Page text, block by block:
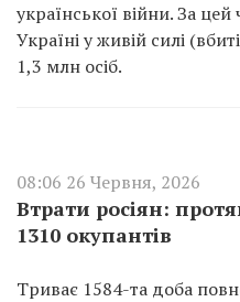
української війни. За
Україні у живій силі
1,3 млн осіб.
08:06 26 Червня, 2026
Втрати росіян:
1310 окупантів
Триває 1584-та доба